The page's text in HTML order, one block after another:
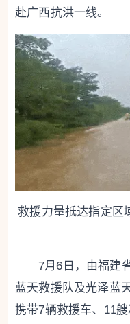
赴广西抗洪一线。
救援力量抵达指定区
7月6日，由福建
蓝天救援队及光泽蓝
携带7辆救援车、11